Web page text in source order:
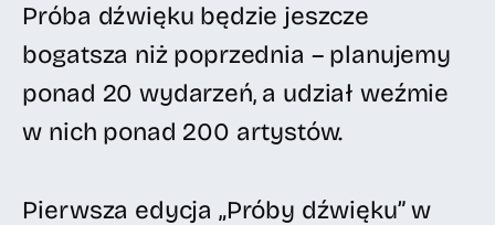
Próba dźwięku będzie jeszcze
bogatsza niż poprzednia – planujemy
ponad 20 wydarzeń, a udział weźmie
w nich ponad 200 artystów.
Pierwsza edycja „Próby dźwięku” w